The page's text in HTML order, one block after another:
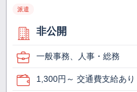
派遣
非公開
一般事務、人事・総務
1,300円～ 交通費支給あり